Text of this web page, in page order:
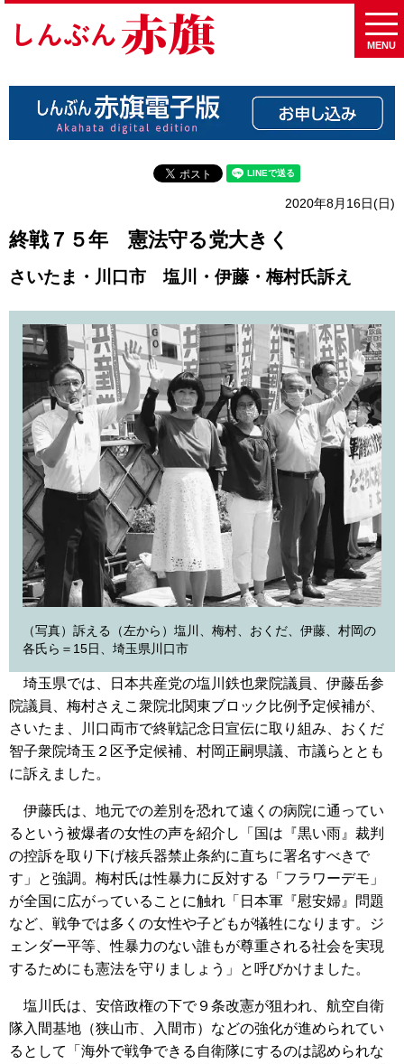
MENU
2020年8月16日(日)
終戦７５年 憲法守る党大きく
さいたま・川口市 塩川・伊藤・梅村氏訴え
（写真）訴える（左から）塩川、梅村、おくだ、伊藤、村岡の
各氏ら＝15日、埼玉県川口市
埼玉県では、日本共産党の塩川鉄也衆院議員、伊藤岳参
院議員、梅村さえこ衆院北関東ブロック比例予定候補が、
さいたま、川口両市で終戦記念日宣伝に取り組み、おくだ
智子衆院埼玉２区予定候補、村岡正嗣県議、市議らととも
に訴えました。
伊藤氏は、地元での差別を恐れて遠くの病院に通ってい
るという被爆者の女性の声を紹介し「国は『黒い雨』裁判
の控訴を取り下げ核兵器禁止条約に直ちに署名すべきで
す」と強調。梅村氏は性暴力に反対する「フラワーデモ」
が全国に広がっていることに触れ「日本軍『慰安婦』問題
など、戦争では多くの女性や子どもが犠牲になります。ジ
ェンダー平等、性暴力のない誰もが尊重される社会を実現
するためにも憲法を守りましょう」と呼びかけました。
塩川氏は、安倍政権の下で９条改憲が狙われ、航空自衛
隊入間基地（狭山市、入間市）などの強化が進められてい
るとして「海外で戦争できる自衛隊にするのは認められな